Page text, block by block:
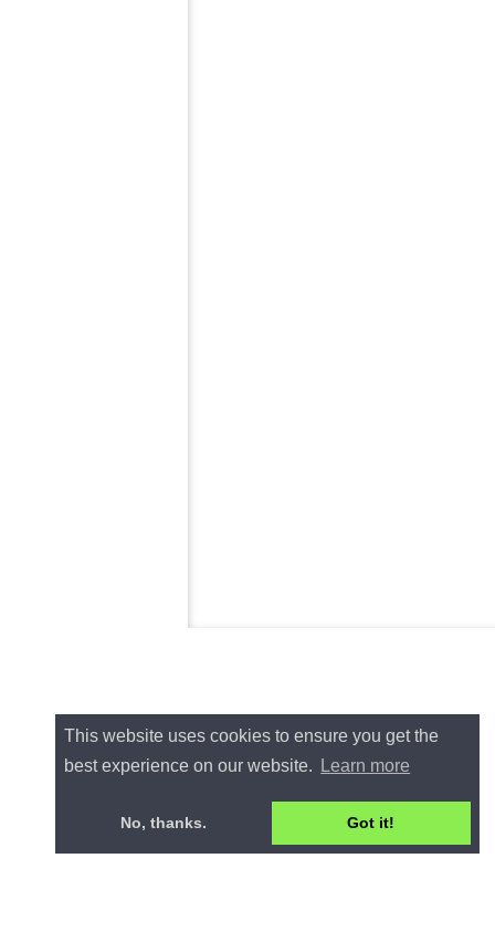
This website uses cookies to ensure you get the
best experience on our website.
Learn more
No, thanks. Got it!